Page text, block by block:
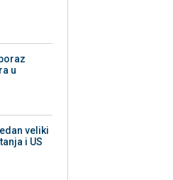
u
veliki
i US